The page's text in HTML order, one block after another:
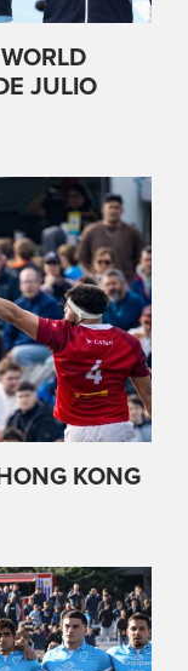
JULIO
KONG